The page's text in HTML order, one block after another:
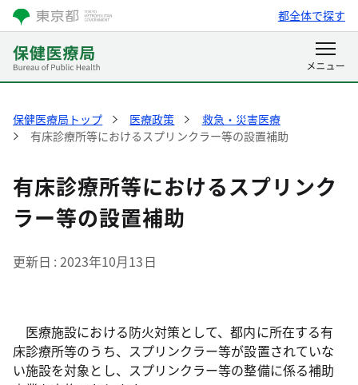
都全体で探す
保健医療局トップ 医療政策
救急・災害医療
有床診療所等におけるスプリンクラー等の設置補助
有床診療所等におけるスプリンク
ラー等の設置補助
更新日 2023年10月13日
医療施設における防火対策として、都内に所在する有
床診療所等のうち、スプリンクラー等が設置されていな
い施設を対象とし、スプリンクラー等の整備に係る補助